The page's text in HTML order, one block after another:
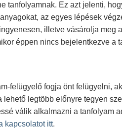
tanfolyamnak. Ez azt jelenti,
az egyes lépések
illetve vásárolja meg
éppen nincs bejelentkezve a
felügyelő fogja önt felügyelni,
legtöbb előnyre tegyen
válik alkalmazni a tanfolyam
kapcsolatot itt.